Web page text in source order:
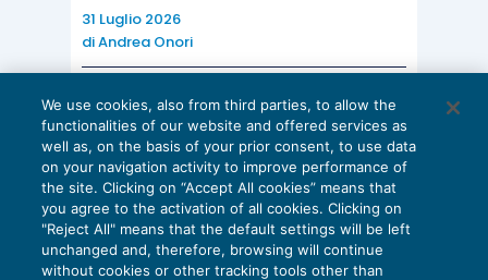
31 Luglio 2026
diAndrea Onori
OSSERVATORIO IMPRESE E
PROFESSIONI
Affitti e mobilità del lavoro: la
proposta di riforma del TUIR
31 Luglio 2026
diSettore Fisco e Diritto d’Impresa di
Assolombarda
We use cookies, also from third parties, to allow the
functionalities of our website and offered services as
well as, on the basis of your prior consent, to use data
on your navigation activity to improve performance of
the site. Clicking on “Accept All cookies” means that
you agree to the activation of all cookies. Clicking on
"Reject All" means that the default settings will be left
unchanged and, therefore, browsing will continue
without cookies or other tracking tools other than